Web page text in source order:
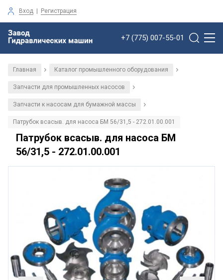
Вход | Регистрация
+7 (775) 007-55-01
Главная / Каталог промышленного оборудования /
Запчасти для промышленных насосов /
Запчасти к насосам для бумажной массы /
Патрубок всасыв. для насоса БМ 56/31,5 - 272.01.00.001
Патрубок всасыв. для насоса БМ
56/31,5 - 272.01.00.001